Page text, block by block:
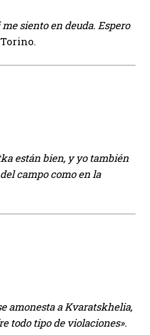
siento en deuda. Espero
están bien, y yo también
campo como en la
amonesta a Kvaratskhelia,
todo tipo de violaciones».